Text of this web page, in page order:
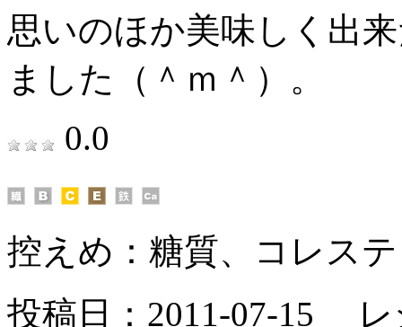
思いのほか美味しく出
ました（＾ｍ＾）。
0.0
控えめ： 糖質、コレス
投稿日：2011-07-15